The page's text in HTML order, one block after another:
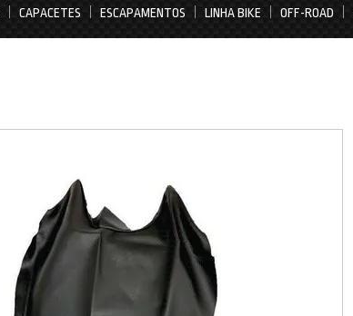
CAPACETES ESCAPAMENTOS LINHA BIKE OFF-ROAD